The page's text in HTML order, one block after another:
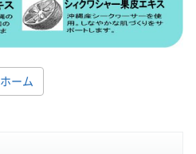
ホーム